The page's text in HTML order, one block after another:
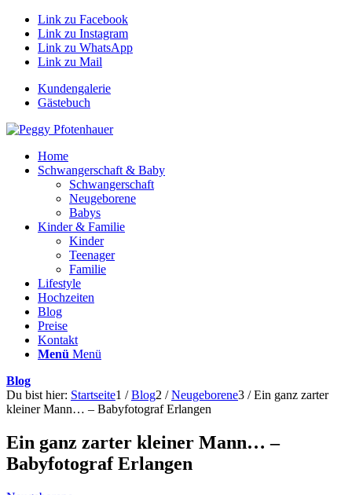
Link zu Facebook
Link zu Instagram
Link zu WhatsApp
Link zu Mail
Kundengalerie
Gästebuch
Home
Schwangerschaft & Baby
Schwangerschaft
Neugeborene
Babys
Kinder & Familie
Kinder
Teenager
Familie
Lifestyle
Hochzeiten
Blog
Preise
Kontakt
Menü Menü
Blog
Du bist hier: Startseite1 / Blog2 / Neugeborene3 / Ein ganz zarter
kleiner Mann… – Babyfotograf Erlangen
Ein ganz zarter kleiner Mann… –
Babyfotograf Erlangen